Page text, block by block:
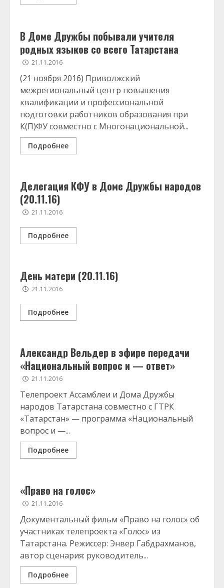
В Доме Дружбы побывали учителя
родных языков со всего Татарстана
21.11.2016
(21 ноября 2016) Приволжский
межрегиональный центр повышения
квалификации и профессиональной
подготовки работников образования при
К(П)ФУ совместно с Многонациональной...
Подробнее
Делегация КФУ в Доме Дружбы народов
(20.11.16)
21.11.2016
Подробнее
День матери (20.11.16)
21.11.2016
Подробнее
Александр Вельдер в эфире передачи
«Национальный вопрос и — ответ»
21.11.2016
Телепроект Ассамблеи и Дома Дружбы
народов Татарстана совместно с ГТРК
«Татарстан» — программа «Национальный
вопрос и —...
Подробнее
«Право на голос»
21.11.2016
Документальный фильм «Право на голос» об
участниках телепроекта «Голос» из
Татарстана. Режиссер: Энвер Габдрахманов,
автор сценария: руководитель...
Подробнее